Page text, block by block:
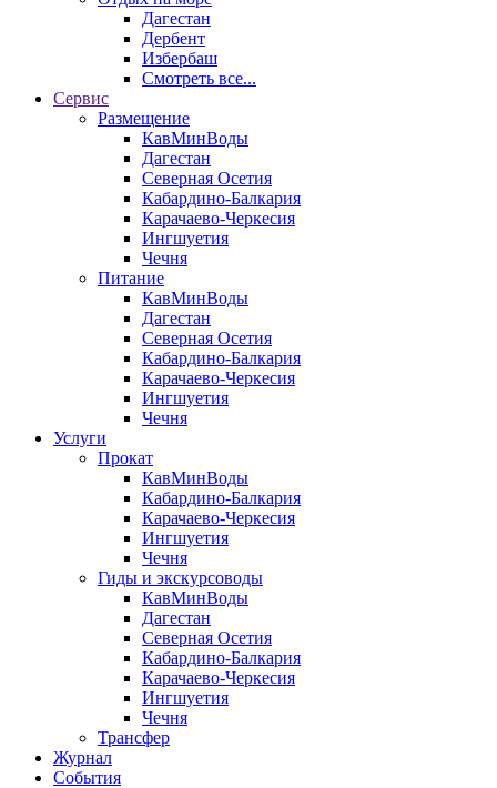
Дагестан
Дербент
Избербаш
Смотреть все...
Сервис
Размещение
КавМинВоды
Дагестан
Северная Осетия
Кабардино-Балкария
Карачаево-Черкесия
Ингшуетия
Чечня
Питание
КавМинВоды
Дагестан
Северная Осетия
Кабардино-Балкария
Карачаево-Черкесия
Ингшуетия
Чечня
Услуги
Прокат
КавМинВоды
Кабардино-Балкария
Карачаево-Черкесия
Ингшуетия
Чечня
Гиды и экскурсоводы
КавМинВоды
Дагестан
Северная Осетия
Кабардино-Балкария
Карачаево-Черкесия
Ингшуетия
Чечня
Трансфер
Журнал
События